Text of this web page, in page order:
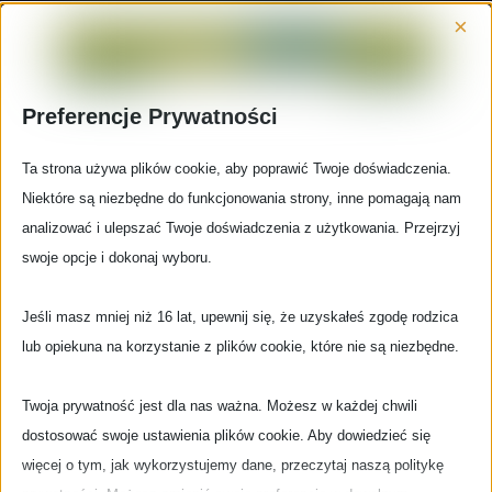
Podobało się Wam to co usłyszeliście w moich
audycjach? Macie jakieś pytania lub propozycje
zostawcie komentarz pod postami audycji na
facebooku Gdyni Radio – oba linki poniżej.
A tymczasem, zapraszam do słuchania kolejnych
audycji – moich oraz innych autorów – oczywiście na
internetowej antenie Gdyni Radio!
Preferencje Prywatności
×
Ta strona używa plików cookie, aby poprawić Twoje doświadczenia.
Niektóre są niezbędne do funkcjonowania strony, inne pomagają nam
analizować i ulepszać Twoje doświadczenia z użytkowania. Przejrzyj
swoje opcje i dokonaj wyboru.
Jeśli masz mniej niż 16 lat, upewnij się, że uzyskałeś zgodę rodzica
lub opiekuna na korzystanie z plików cookie, które nie są niezbędne.
Twoja prywatność jest dla nas ważna. Możesz w każdej chwili
dostosować swoje ustawienia plików cookie. Aby dowiedzieć się
więcej o tym, jak wykorzystujemy dane, przeczytaj naszą politykę